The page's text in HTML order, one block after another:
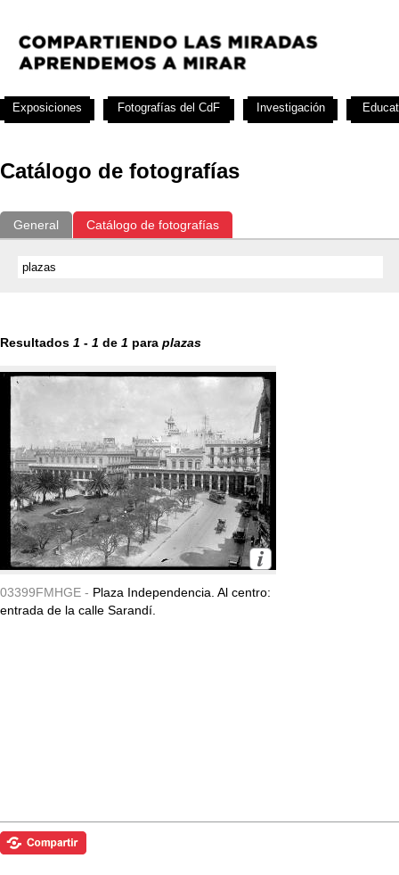
Catálogo de fotografías
General Catálogo de fotografías
Resultados 1 - 1 de 1 para plazas
03399FMHGE - Plaza Independencia. Al centro:
entrada de la calle Sarandí.
Exposiciones Fotografías del CdF Investigación